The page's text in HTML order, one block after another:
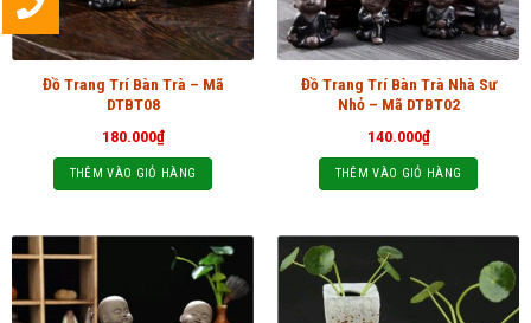
Đồ Trang Trí Bàn Trà – Mã
DTBT08
180.000₫
THÊM VÀO GIỎ HÀNG
Đồ Trang Trí Bàn Trà Nhà Sư
Nhỏ – Mã DTBT02
140.000₫
THÊM VÀO GIỎ HÀNG